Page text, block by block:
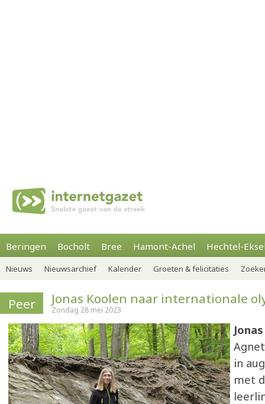
Beringen Bocholt Bree Hamont-Achel Hechtel-
Nieuws Nieuwsarchief Kalender Groeten & felicitaties
Peer Jonas Koolen naar internationale
Zondag 28 mei 2023
in
met